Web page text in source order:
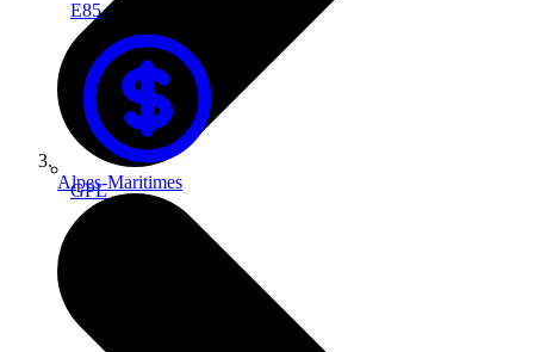
E85
GPL
Alpes-Maritimes